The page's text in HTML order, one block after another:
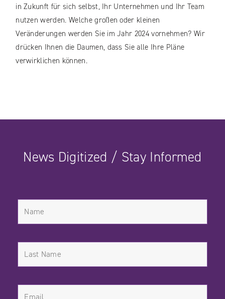
in Zukunft für sich selbst, Ihr Unternehmen und Ihr Team
nutzen werden. Welche großen oder kleinen
Veränderungen werden Sie im Jahr 2024 vornehmen? Wir
drücken Ihnen die Daumen, dass Sie alle Ihre Pläne
verwirklichen können.
News Digitized / Stay Informed